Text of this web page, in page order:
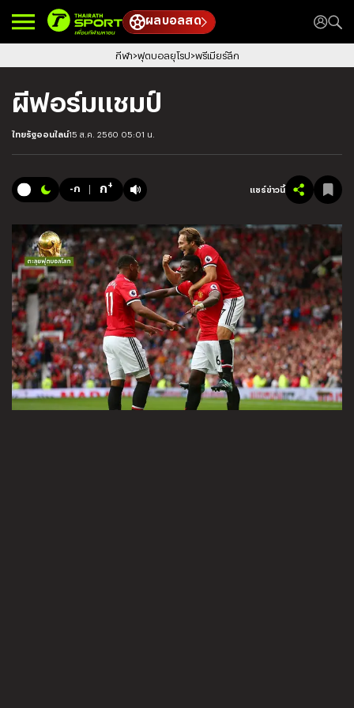
ผลบอลสด
กีฬา ฟุตบอลยุโรป พรีเมียร์ลีก
ผีฟอร์มแชมป์
ไทยรัฐออนไลน์15 ส.ค. 2560 05:01 น.
-ก ก+ แชร์ข่าวนี้